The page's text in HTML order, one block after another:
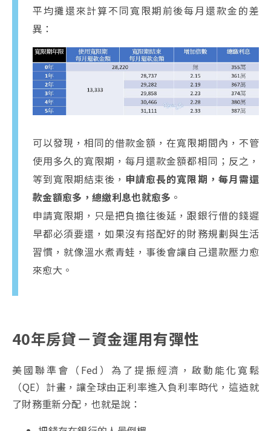
平均攤還來計算不同寬限期前後每月還款金的差
異：
可以發現，相同的借款金額，在寬限期間內，不管
使用多久的寬限期，每月還款金額都相同；反之，
等到寬限期結束後， 申請愈長的寬限期，每月需還
款金額愈多，總繳利息也就愈多 。
申請寬限期，只是把負擔往後延，跟銀行借的錢遲
早都必須要還，如果沒有搭配好的財務規劃與生活
習慣，就像溫水煮青蛙，事後會讓自己還款壓力愈
來愈大。
40年房貸－資金運用有彈性
美國聯準會（Fed）為了提振經濟，啟動能化寬鬆
（QE）計畫，讓全球由正利率進入負利率時代，這造就
了財務重新分配，也就是說：